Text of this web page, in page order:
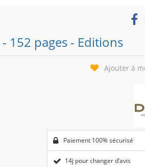
152 pages - Editions
Ajouter à
Paiement 100% sécurisé
14j pour changer d’avis